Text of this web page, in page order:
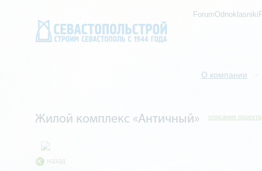
/
О компании
Жилой комплекс «Античный» описание проекта